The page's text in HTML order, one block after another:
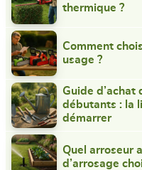
thermique ?
Comment
usage ?
Guide
débutants : la
démarrer
Quel arroseur
d’arrosage